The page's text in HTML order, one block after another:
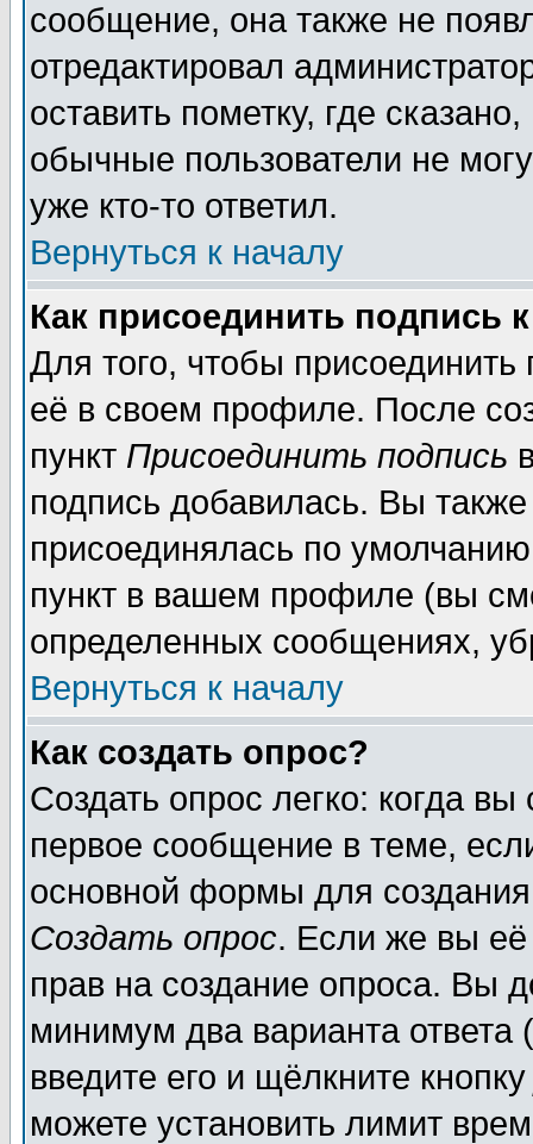
сообщение, она также не
отредактировал
оставить пометку, где
обычные пользователи не
уже кто-то ответил.
Вернуться к началу
Как присоединить подпись
Для того, чтобы
её в своем профиле. После
пункт Присоединить подпись
подпись добавилась. Вы
присоединялась по
пункт в вашем профиле (вы
определенных сообщениях,
Вернуться к началу
Как создать опрос?
Создать опрос легко: когда
первое сообщение в теме,
основной формы для
Создать опрос. Если же вы её
прав на создание опроса. Вы
минимум два варианта ответа
введите его и щёлкните
можете установить лимит